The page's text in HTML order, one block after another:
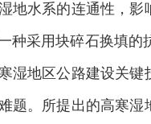
地水系的连通性，
种采用块碎石换填的
湿地区公路建设关键
题。所提出的高寒